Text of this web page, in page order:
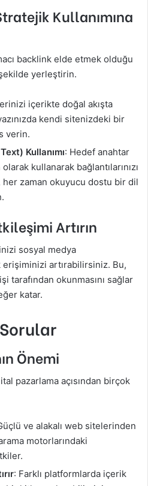
Kullanımına
backlink elde etmek olduğu
şekilde yerleştirin.
içerikte doğal akışta
kendi sitenizdeki bir
verin.
Kullanımı: Hedef anahtar
kullanarak bağlantılarınızı
zaman okuyucu dostu bir dil
Artırın
sosyal medya
erişiminizi artırabilirsiniz. Bu,
tarafından okunmasını sağlar
katar.
Önemi
pazarlama açısından birçok
ve alakalı web sitelerinden
motorlarındaki
: Farklı platformlarda içerik